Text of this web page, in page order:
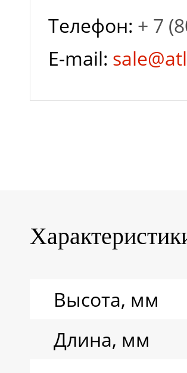
Гарантия
Телефон: + 7
E-mail:
Высота, мм
Длина, мм